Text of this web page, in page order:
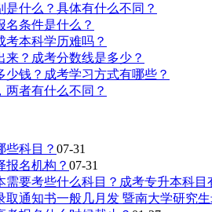
是什么？具体有什么不同？
名条件是什么？
考本科学历难吗？
来？成考分数线是多少？
少钱？成考学习方式有哪些？
两者有什么不同？
些科目？ 07-31
报名机构？ 07-31
需要考些什么科目？成考专升本科目
取通知书一般几月发 暨南大学研究